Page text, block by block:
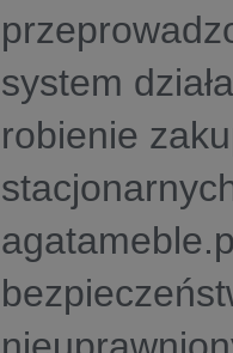
system
robienie